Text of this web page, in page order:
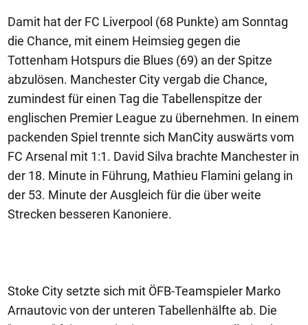
Damit hat der FC Liverpool (68 Punkte) am Sonntag
die Chance, mit einem Heimsieg gegen die
Tottenham Hotspurs die Blues (69) an der Spitze
abzulösen. Manchester City vergab die Chance,
zumindest für einen Tag die Tabellenspitze der
englischen Premier League zu übernehmen. In einem
packenden Spiel trennte sich ManCity auswärts vom
FC Arsenal mit 1:1. David Silva brachte Manchester in
der 18. Minute in Führung, Mathieu Flamini gelang in
der 53. Minute der Ausgleich für die über weite
Strecken besseren Kanoniere.
Stoke City setzte sich mit ÖFB-Teamspieler Marko
Arnautovic von der unteren Tabellenhälfte ab. Die